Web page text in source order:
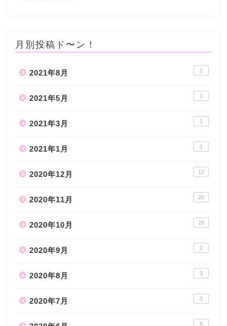
月別投稿ド〜ン！
2021年8月 1
2021年5月 1
2021年3月 1
2021年1月 1
2020年12月 12
2020年11月 20
2020年10月 20
2020年9月 2
2020年8月 3
2020年7月 3
5